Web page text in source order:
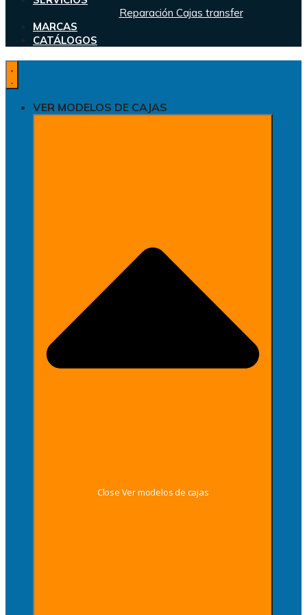
Reparación Cajas transfer
MARCAS
CATÁLOGOS
VER MODELOS DE CAJAS
Close Ver modelos de cajas